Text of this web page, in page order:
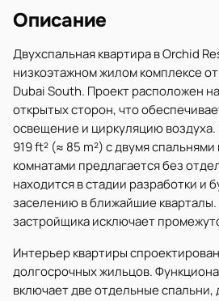
Описание
Двухспальная квартира в Orchid
низкоэтажном жилом комплексе
Dubai South. Проект расположен
открытых сторон, что
освещение и циркуляцию
919 ft² (≈ 85 m²) с двумя
комнатами предлагается без
находится в стадии разработки и
заселению в ближайшие
застройщика исключает
Интерьер квартиры
долгосрочных жильцов.
включает две отдельные